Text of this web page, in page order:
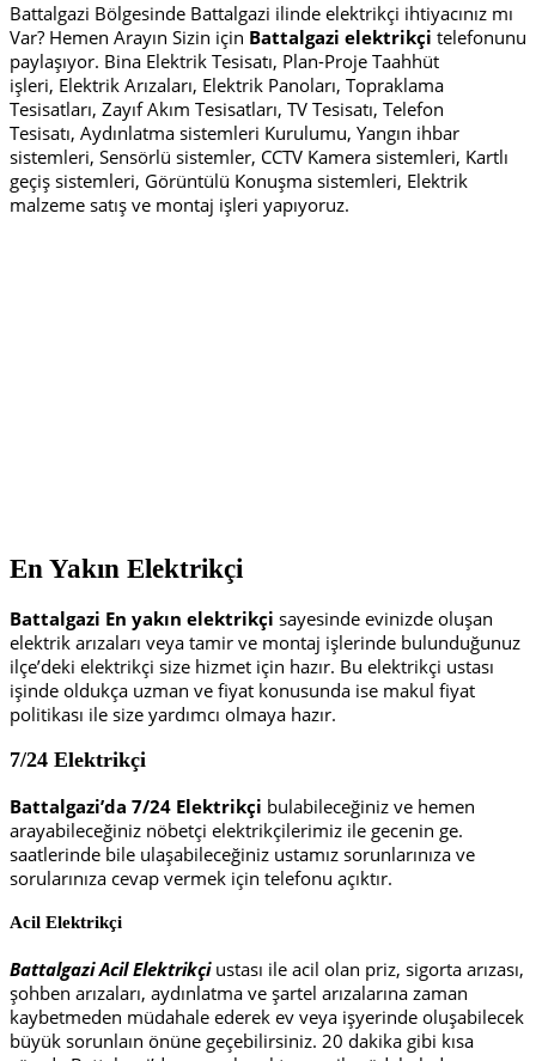
Battalgazi Bölgesinde Battalgazi ilinde elektrikçi ihtiyacınız mı
Var? Hemen Arayın Sizin için Battalgazi elektrikçi telefonunu
paylaşıyor. Bina Elektrik Tesisatı, Plan-Proje Taahhüt
işleri, Elektrik Arızaları, Elektrik Panoları, Topraklama
Tesisatları, Zayıf Akım Tesisatları, TV Tesisatı, Telefon
Tesisatı, Aydınlatma sistemleri Kurulumu, Yangın ihbar
sistemleri, Sensörlü sistemler, CCTV Kamera sistemleri, Kartlı
geçiş sistemleri, Görüntülü Konuşma sistemleri, Elektrik
malzeme satış ve montaj işleri yapıyoruz.
En Yakın Elektrikçi
Battalgazi En yakın elektrikçi sayesinde evinizde oluşan
elektrik arızaları veya tamir ve montaj işlerinde bulunduğunuz
ilçe’deki elektrikçi size hizmet için hazır. Bu elektrikçi ustası
işinde oldukça uzman ve fiyat konusunda ise makul fiyat
politikası ile size yardımcı olmaya hazır.
7/24 Elektrikçi
Battalgazi’da 7/24 Elektrikçi bulabileceğiniz ve hemen
arayabileceğiniz nöbetçi elektrikçilerimiz ile gecenin ge.
saatlerinde bile ulaşabileceğiniz ustamız sorunlarınıza ve
sorularınıza cevap vermek için telefonu açıktır.
Acil Elektrikçi
Battalgazi Acil Elektrikçiustası ile acil olan priz, sigorta arızası,
şohben arızaları, aydınlatma ve şartel arızalarına zaman
kaybetmeden müdahale ederek ev veya işyerinde oluşabilecek
büyük sorunlaın önüne geçebilirsiniz. 20 dakika gibi kısa